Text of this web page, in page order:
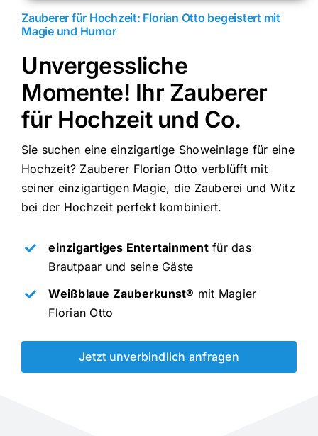
Zauberer für Hochzeit: Florian Otto begeistert mit
Magie und Humor
Unvergessliche
Momente! Ihr Zauberer
für Hochzeit und Co.
Sie suchen eine einzigartige Showeinlage für eine
Hochzeit? Zauberer Florian Otto verblüfft mit
seiner einzigartigen Magie, die Zauberei und Witz
bei der Hochzeit perfekt kombiniert.
einzigartiges Entertainmentfür das
Brautpaar und seine Gäste
Weißblaue Zauberkunst® mit Magier
Florian Otto
Jetzt unverbindlich anfragen